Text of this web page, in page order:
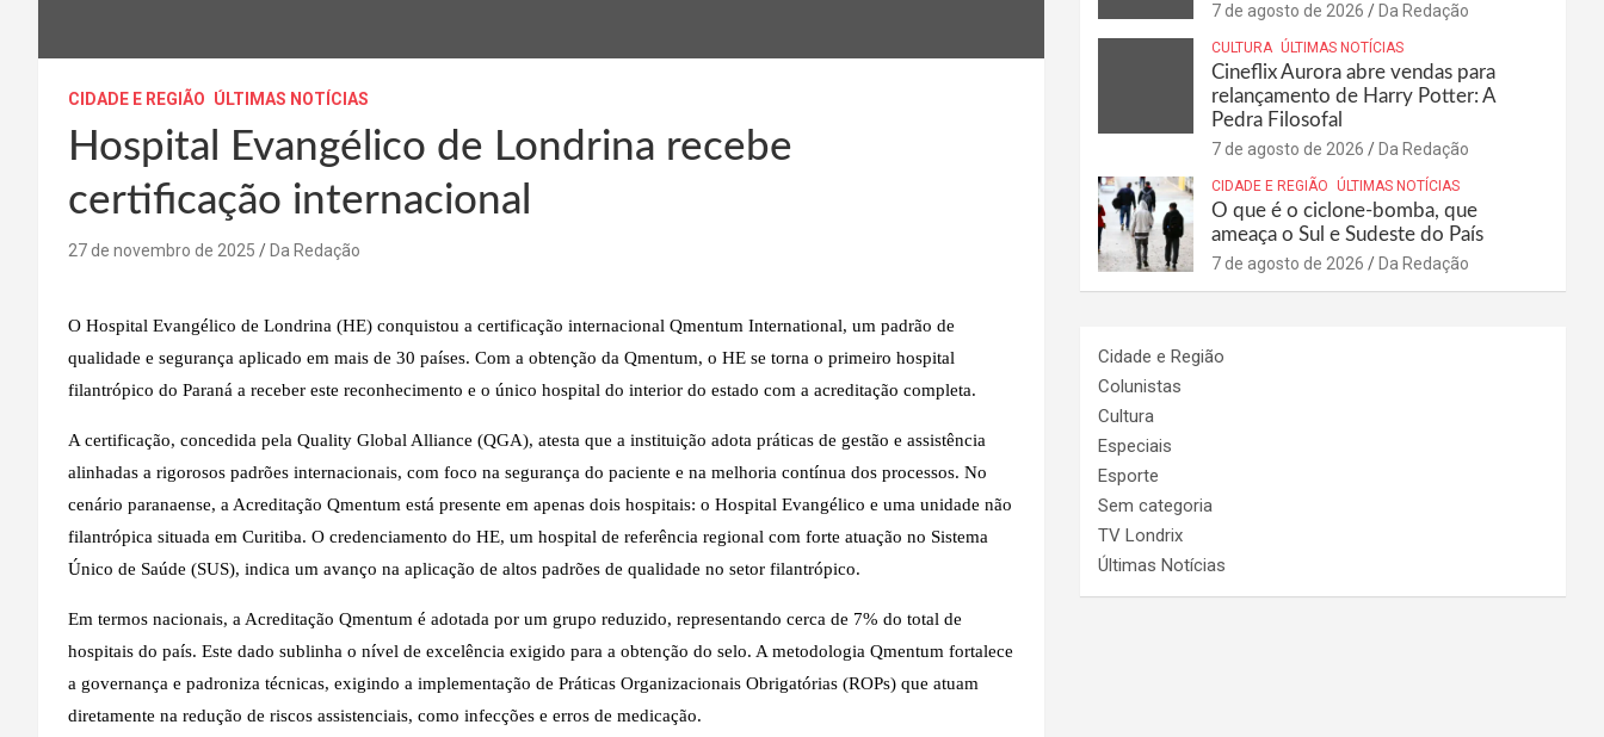
CIDADE E REGIÃO ÚLTIMAS NOTÍCIAS
Hospital Evangélico de Londrina recebe
certificação internacional
27 de novembro de 2025 Da Redação
O Hospital Evangélico de Londrina (HE) conquistou a certificação internacional Qmentum International, um padrão de
qualidade e segurança aplicado em mais de 30 países. Com a obtenção da Qmentum, o HE se torna o primeiro hospital
filantrópico do Paraná a receber este reconhecimento e o único hospital do interior do estado com a acreditação completa.
A certificação, concedida pela Quality Global Alliance (QGA), atesta que a instituição adota práticas de gestão e assistência
alinhadas a rigorosos padrões internacionais, com foco na segurança do paciente e na melhoria contínua dos processos. No
cenário paranaense, a Acreditação Qmentum está presente em apenas dois hospitais: o Hospital Evangélico e uma unidade não
filantrópica situada em Curitiba. O credenciamento do HE, um hospital de referência regional com forte atuação no Sistema
Único de Saúde (SUS), indica um avanço na aplicação de altos padrões de qualidade no setor filantrópico.
Em termos nacionais, a Acreditação Qmentum é adotada por um grupo reduzido, representando cerca de 7% do total de
hospitais do país. Este dado sublinha o nível de excelência exigido para a obtenção do selo. A metodologia Qmentum fortalece
a governança e padroniza técnicas, exigindo a implementação de Práticas Organizacionais Obrigatórias (ROPs) que atuam
diretamente na redução de riscos assistenciais, como infecções e erros de medicação.
7 de agosto de 2026 Da Redação
CULTURA ÚLTIMAS NOTÍCIAS
Cineflix Aurora abre vendas para
relançamento de Harry Potter: A
Pedra Filosofal
7 de agosto de 2026 Da Redação
CIDADE E REGIÃO ÚLTIMAS NOTÍCIAS
O que é o ciclone-bomba, que
ameaça o Sul e Sudeste do País
7 de agosto de 2026 Da Redação
Cidade e Região
Colunistas
Cultura
Especiais
Esporte
Sem categoria
TV Londrix
Últimas Notícias